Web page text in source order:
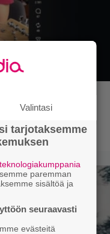
–
Valintasi
tarjotaksemme
paremman
sisältöä ja
seuraavasti
evästeitä